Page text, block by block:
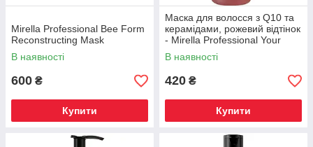
Mirella Professional Bee Form
Reconstructing Mask
В наявності
600 ₴
Купити
Маска для волосся з Q10 та
керамідами, рожевий відтінок
- Mirella Professional Your
Blondesty Pink Mask
В наявності
420 ₴
Купити